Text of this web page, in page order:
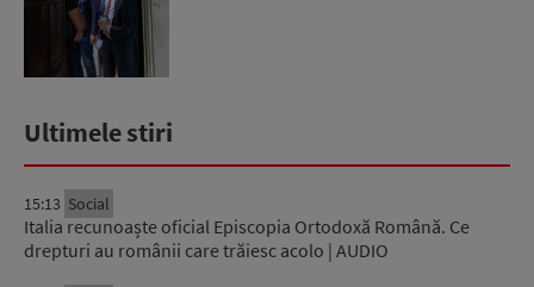
Ultimele stiri
15:13 Social
Italia recunoaște oficial Episcopia Ortodoxă Română. Ce
drepturi au românii care trăiesc acolo | AUDIO